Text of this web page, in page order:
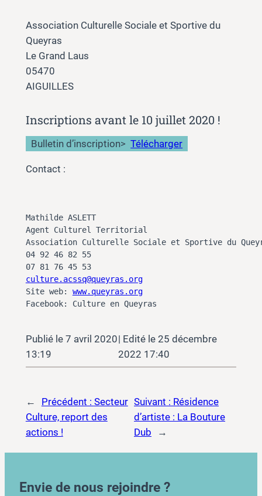
Association Culturelle Sociale et Sportive du
Queyras
Le Grand Laus
05470
AIGUILLES
Inscriptions avant le 10 juillet 2020 !
Bulletin d’inscription> Télécharger
Contact :
Mathilde ASLETT
Agent Culturel Territorial
Association Culturelle Sociale et Sportive du
04 92 46 82 55
07 81 76 45 53
culture.acssq@queyras.org
Site web: www.queyras.org
Facebook: Culture en Queyras
7 avril 2020
13:19
25 décembre
2022 17:40
← Précédent : Secteur
Culture, report des
actions !
Suivant : Résidence
d’artiste : La Bouture
Dub
→
Envie de nous rejoindre ?